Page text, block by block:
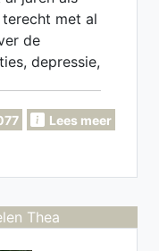
met al
de
depressie,
Lees meer
Thea